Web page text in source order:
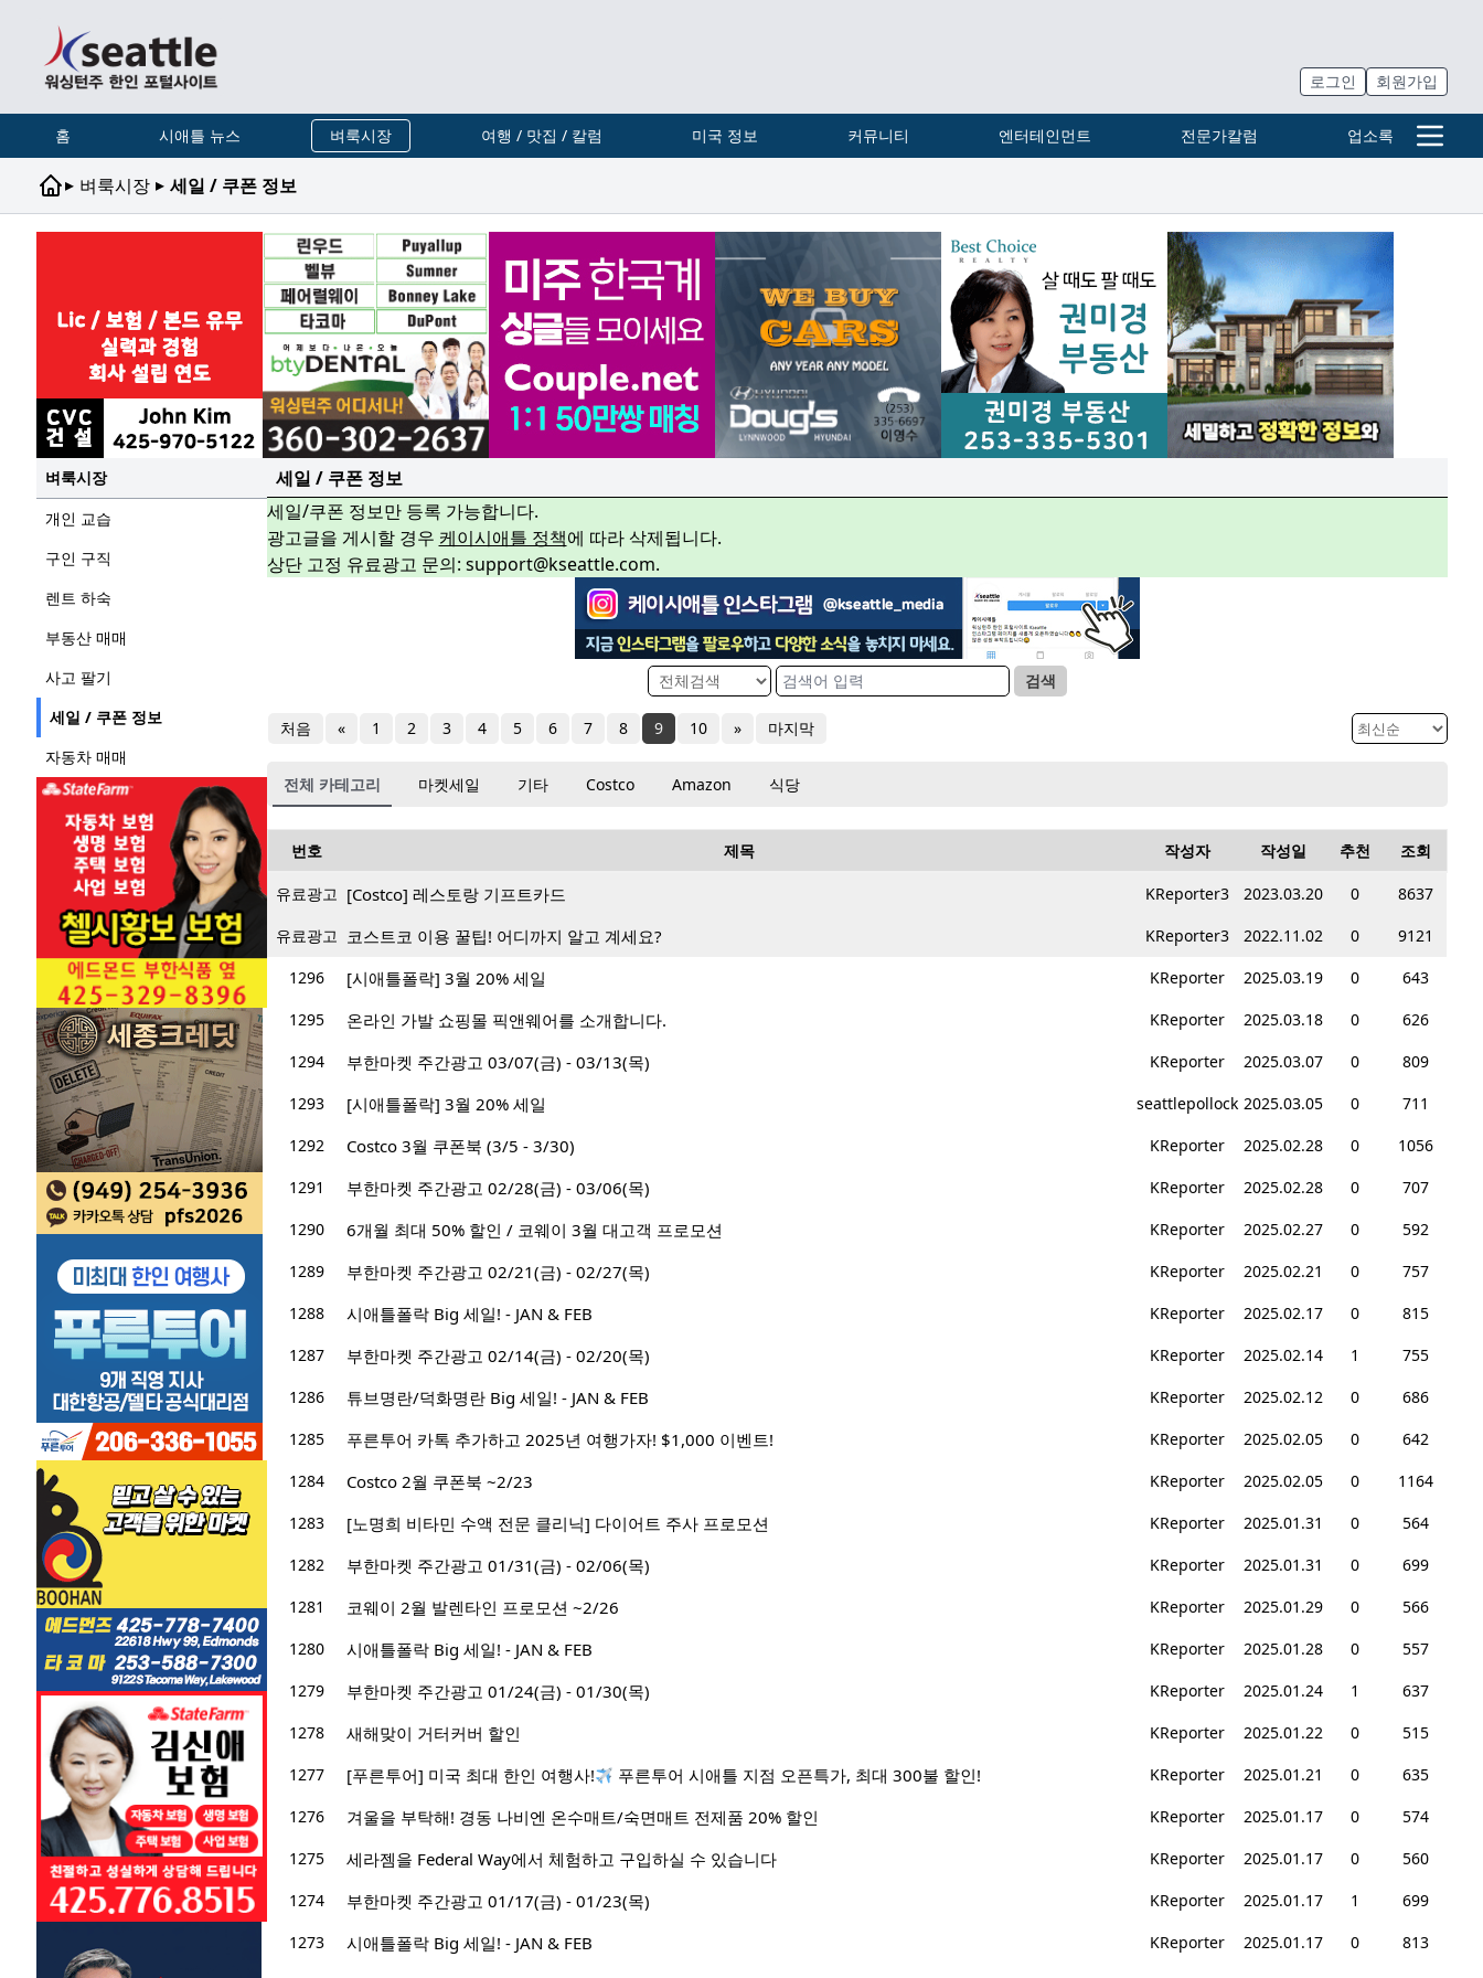
로그인 회원가입
홈 시애틀 뉴스 벼룩시장 여행 / 맛집 / 칼럼 미국 정보 커뮤니티 엔터테인먼트 전문가칼럼 업소록
▸ 벼룩시장 ▸ 세일 / 쿠폰 정보
벼룩시장
개인 교습
구인 구직
렌트 하숙
부동산 매매
사고 팔기
세일 / 쿠폰 정보
자동차 매매
세일 / 쿠폰 정보
세일/쿠폰 정보만 등록 가능합니다.
광고글을 게시할 경우 케이시애틀 정책에 따라 삭제됩니다.
상단 고정 유료광고 문의: support@kseattle.com.
검색
처음 « 1 2 3 4 5 6 7 8 9 10 » 마지막
전체 카테고리 마켓세일 기타 Costco Amazon 식당
번호 제목 작성자 작성일 추천 조회
유료광고 [Costco] 레스토랑 기프트카드 KReporter3 2023.03.20 0
8637
유료광고 코스트코 이용 꿀팁! 어디까지 알고 계세요? KReporter3 2022.11.02 0
9121
1296
[시애틀폴락] 3월 20% 세일 KReporter 2025.03.19 0
643
1295
온라인 가발 쇼핑몰 픽앤웨어를 소개합니다. KReporter 2025.03.18 0
626
1294
부한마켓 주간광고 03/07(금) - 03/13(목) KReporter 2025.03.07 0
809
1293
[시애틀폴락] 3월 20% 세일 seattlepollock 2025.03.05 0
711
1292
Costco 3월 쿠폰북 (3/5 - 3/30) KReporter 2025.02.28 0
1056
1291
부한마켓 주간광고 02/28(금) - 03/06(목) KReporter 2025.02.28 0
707
1290
6개월 최대 50% 할인 / 코웨이 3월 대고객 프로모션 KReporter 2025.02.27 0
592
1289
부한마켓 주간광고 02/21(금) - 02/27(목) KReporter 2025.02.21 0
757
1288
시애틀폴락 Big 세일! - JAN & FEB KReporter 2025.02.17 0
815
1287
부한마켓 주간광고 02/14(금) - 02/20(목) KReporter 2025.02.14 1
755
1286
튜브명란/덕화명란 Big 세일! - JAN & FEB KReporter 2025.02.12 0
686
1285
푸른투어 카톡 추가하고 2025년 여행가자! $1,000 이벤트! KReporter 2025.02.05 0
642
1284
Costco 2월 쿠폰북 ~2/23 KReporter 2025.02.05 0
1164
1283
[노명희 비타민 수액 전문 클리닉] 다이어트 주사 프로모션 KReporter 2025.01.31 0
564
1282
부한마켓 주간광고 01/31(금) - 02/06(목) KReporter 2025.01.31 0
699
1281
코웨이 2월 발렌타인 프로모션 ~2/26 KReporter 2025.01.29 0
566
1280
시애틀폴락 Big 세일! - JAN & FEB KReporter 2025.01.28 0
557
1279
부한마켓 주간광고 01/24(금) - 01/30(목) KReporter 2025.01.24 1
637
1278
새해맞이 거터커버 할인 KReporter 2025.01.22 0
515
1277
[푸른투어] 미국 최대 한인 여행사! 푸른투어 시애틀 지점 오픈특가, 최대 300불 할인! KReporter 2025.01.21 0
635
1276
겨울을 부탁해! 경동 나비엔 온수매트/숙면매트 전제품 20% 할인 KReporter 2025.01.17 0
574
1275
세라젬을 Federal Way에서 체험하고 구입하실 수 있습니다 KReporter 2025.01.17 0
560
1274
부한마켓 주간광고 01/17(금) - 01/23(목) KReporter 2025.01.17 1
699
1273
시애틀폴락 Big 세일! - JAN & FEB KReporter 2025.01.17 0
813